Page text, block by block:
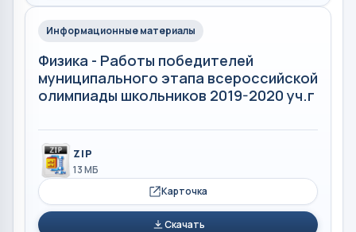
Информационные материалы
Физика - Работы победителей
муниципального этапа всероссийской
олимпиады школьников 2019-2020 уч.г
ZIP
13 МБ
Карточка
Скачать